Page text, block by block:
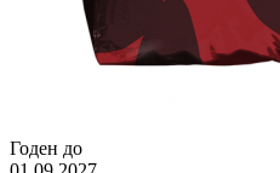
Годен до